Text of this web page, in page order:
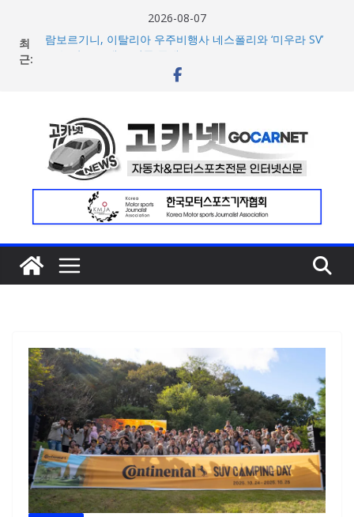
2026-08-07
최
근:
람보르기니, 이탈리아 우주비행사 네스폴리와 ‘미우라 SV’
현대차, 8세대 완전변경 ‘디 올 뉴 아반떼’ 주요 사양 및 가격
작 비하인드 영상 공개
[신차] 가주 레이싱, 주행 성능 강화한 ‘GR86’ 부분변경 모델
공개… 일본서 28일 계약 개시
포뮬러 E, 이동통신사 ‘기프가프’와 파트너십 체결… 친환경·
사회적 가치 창출 모색